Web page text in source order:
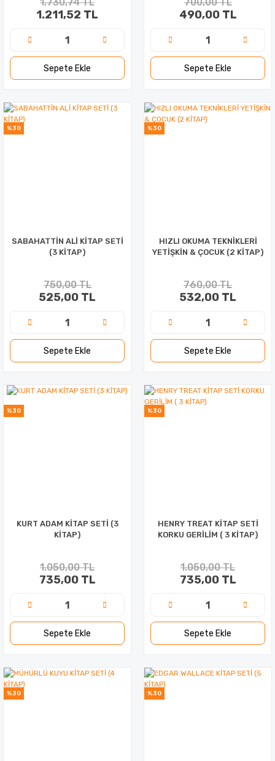
1.211,52 TL
Sepete Ekle
490,00 TL
Sepete Ekle
%30
SABAHATTİN ALİ KİTAP SETİ
(3 KİTAP)
750,00 TL
525,00 TL
Sepete Ekle
%30
HIZLI OKUMA TEKNİKLERİ
YETİŞKİN & ÇOCUK (2 KİTAP)
760,00 TL
532,00 TL
Sepete Ekle
%30
KURT ADAM KİTAP SETİ (3
KİTAP)
1.050,00 TL
735,00 TL
Sepete Ekle
%30
HENRY TREAT KİTAP SETİ
KORKU GERİLİM ( 3 KİTAP)
1.050,00 TL
735,00 TL
Sepete Ekle
%30 %30